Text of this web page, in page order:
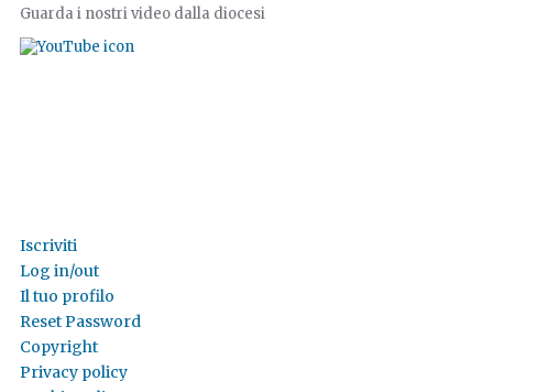
Guarda i nostri video dalla diocesi
Iscriviti
Log in/out
Il tuo profilo
Reset Password
Copyright
Privacy policy